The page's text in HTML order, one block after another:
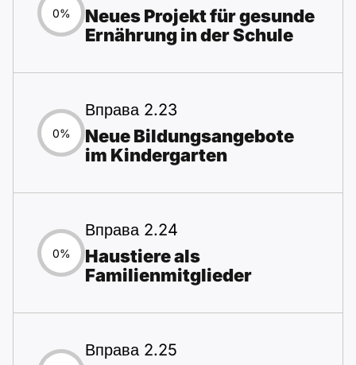
0%
Neues Projekt für gesunde
Ernährung in der Schule
0%
Вправа 2.23
Neue Bildungsangebote
im Kindergarten
0%
Вправа 2.24
Haustiere als
Familienmitglieder
Вправа 2.25